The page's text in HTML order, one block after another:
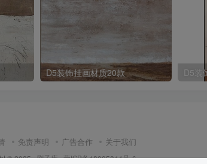
D5装饰挂画材质20款 D5装
免责声明 广告合作 关于我们
© 2025 ·刷子库 · 蒙ICP备18005844号-6